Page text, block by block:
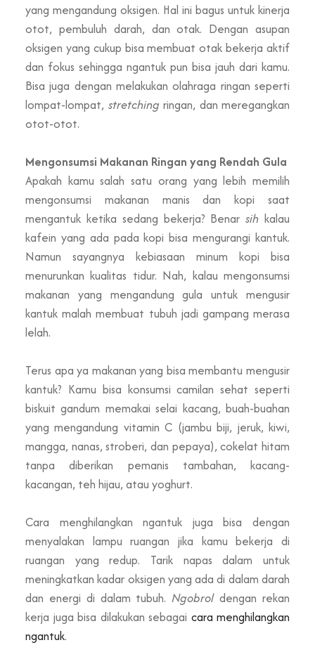
yang mengandung oksigen. Hal ini bagus untuk kinerja
otot, pembuluh darah, dan otak. Dengan asupan
oksigen yang cukup bisa membuat otak bekerja aktif
dan fokus sehingga ngantuk pun bisa jauh dari kamu.
Bisa juga dengan melakukan olahraga ringan seperti
lompat-lompat, stretching ringan, dan meregangkan
otot-otot.
Mengonsumsi Makanan Ringan yang Rendah Gula
Apakah kamu salah satu orang yang lebih memilih
mengonsumsi makanan manis dan kopi saat
mengantuk ketika sedang bekerja? Benarsihkalau
kafein yang ada pada kopi bisa mengurangi kantuk.
Namun sayangnya kebiasaan minum kopi bisa
menurunkan kualitas tidur. Nah, kalau mengonsumsi
makanan yang mengandung gula untuk mengusir
kantuk malah membuat tubuh jadi gampang merasa
lelah.
Terus apa ya makanan yang bisa membantu mengusir
kantuk? Kamu bisa konsumsi camilan sehat seperti
biskuit gandum memakai selai kacang, buah-buahan
yang mengandung vitamin C (jambu biji, jeruk, kiwi,
mangga, nanas, stroberi, dan pepaya), cokelat hitam
tanpa diberikan pemanis tambahan, kacang-
kacangan, teh hijau, atau yoghurt.
Cara menghilangkan ngantuk juga bisa dengan
menyalakan lampu ruangan jika kamu bekerja di
ruangan yang redup. Tarik napas dalam untuk
meningkatkan kadar oksigen yang ada di dalam darah
dan energi di dalam tubuh.Ngobroldengan rekan
kerja juga bisa dilakukan sebagai cara menghilangkan
ngantuk.